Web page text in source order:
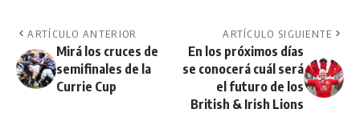
ARTÍCULO ANTERIOR
Mirá los cruces de
semifinales de la
Currie Cup
ARTÍCULO SIGUIENTE
En los próximos días
se conocerá cuál será
el futuro de los
British & Irish Lions